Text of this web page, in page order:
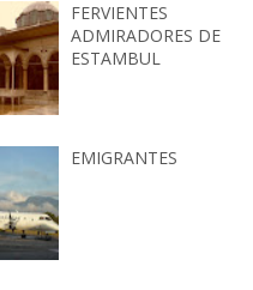
FERVIENTES
ADMIRADORES DE
ESTAMBUL
EMIGRANTES